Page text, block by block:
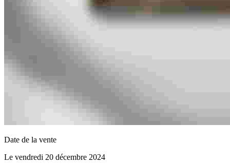
Date de la vente
Le vendredi 20 décembre 2024